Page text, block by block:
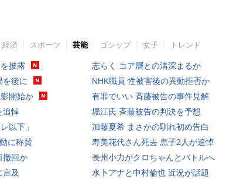
経済 スポーツ 芸能 ゴシップ 女子 トレンド
披露
を後に
開始か
追悼
以下」
に称賛
撤回か
言及
志らく コア層との溝深まるか
NHK職員 性被害後の異動拒否か
有罪でいい 斉藤被告の事件見解
堀江氏 斉藤被告の判決を予想
加藤夏希 まさかの馴れ初め告白
寿美花代さん死去 息子2人が追悼
長州小力がクロちゃんとバトルへ
水卜アナと中村倫也 近況が話題